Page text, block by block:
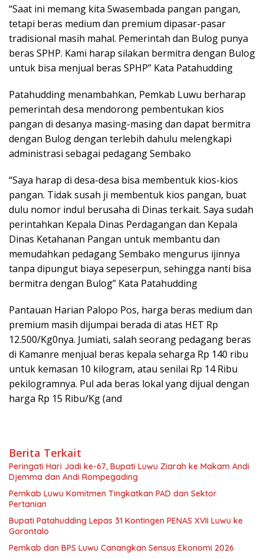
“Saat ini memang kita Swasembada pangan pangan,
tetapi beras medium dan premium dipasar-pasar
tradisional masih mahal. Pemerintah dan Bulog punya
beras SPHP. Kami harap silakan bermitra dengan Bulog
untuk bisa menjual beras SPHP” Kata Patahudding
Patahudding menambahkan, Pemkab Luwu berharap
pemerintah desa mendorong pembentukan kios
pangan di desanya masing-masing dan dapat bermitra
dengan Bulog dengan terlebih dahulu melengkapi
administrasi sebagai pedagang Sembako
“Saya harap di desa-desa bisa membentuk kios-kios
pangan. Tidak susah ji membentuk kios pangan, buat
dulu nomor indul berusaha di Dinas terkait. Saya sudah
perintahkan Kepala Dinas Perdagangan dan Kepala
Dinas Ketahanan Pangan untuk membantu dan
memudahkan pedagang Sembako mengurus ijinnya
tanpa dipungut biaya sepeserpun, sehingga nanti bisa
bermitra dengan Bulog” Kata Patahudding
Pantauan Harian Palopo Pos, harga beras medium dan
premium masih dijumpai berada di atas HET Rp
12.500/Kg0nya. Jumiati, salah seorang pedagang beras
di Kamanre menjual beras kepala seharga Rp 140 ribu
untuk kemasan 10 kilogram, atau senilai Rp 14 Ribu
pekilogramnya. Pul ada beras lokal yang dijual dengan
harga Rp 15 Ribu/Kg (and
Berita Terkait
Peringati Hari Jadi ke-67, Bupati Luwu Ziarah ke Makam Andi
Djemma dan Andi Rompegading
Pemkab Luwu Komitmen Tingkatkan PAD dan Sektor
Pertanian
Bupati Patahudding Lepas 31 Kontingen PENAS XVII Luwu ke
Gorontalo
Pemkab dan BPS Luwu Canangkan Sensus Ekonomi 2026